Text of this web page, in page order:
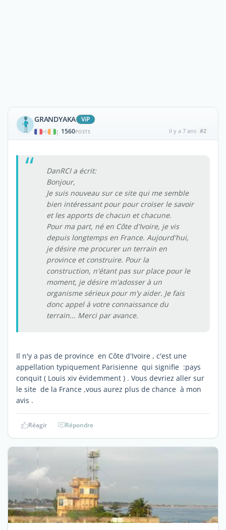
GRANDYAKA ViP
| 1560POSTS il y a 7 ans #2
DanRCI a écrit:
Bonjour,
Je suis nouveau sur ce site qui me semble
bien intéressant pour pour croiser le savoir
et les apports de chacun et chacune.
Pour ma part, né en Côte d'Ivoire, je vis
depuis longtemps en France. Aujourd'hui,
je désire me procurer un terrain en
province et construire. Pour la
construction, n'étant pas sur place pour le
moment, je désire m'adosser à un
organisme sérieux pour m'y aider. Je fais
donc appel à votre connaissance du
terrain... Merci par avance.
Il n'y a pas de province en Côte d'Ivoire , c'est une
appellation typiquement Parisienne qui signifie :pays
conquit ( Louis xiv évidemment ) . Vous devriez aller sur
le site de la France ,vous aurez plus de chance à mon
avis .
Réagir Répondre